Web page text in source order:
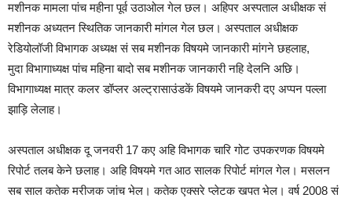
मशीनक मामला पांच महीना पूर्व उठाओल गेल छल। अहिपर अस्पताल अधीक्षक सं
मशीनक अध्यतन स्थितिक जानकारी मांगल गेल छल। अस्पताल अधीक्षक
रेडियोलॉजी विभागक अध्यक्ष सं सब मशीनक विषयमे जानकारी मांगने छहलाह,
मुदा विभागाध्यक्ष पांच महिना बादो सब मशीनक जानकारी नहि देलनि अछि।
विभागाध्यक्ष मात्र कलर डॉप्लर अल्ट्रासाउंडकें विषयमे जानकरी दए अप्पन पल्ला
झाड़ि लेलाह।
अस्पताल अधीक्षक दू जनवरी 17 कए अहि विभागक चारि गोट उपकरणक विषयमे
रिपोर्ट तलब केने छलाह। अहि विषयमे गत आठ सालक रिपोर्ट मांगल गेल। मसलन
सब साल कतेक मरीजक जांच भेल। कतेक एक्सरे प्लेटक खपत भेल। वर्ष 2008 सं